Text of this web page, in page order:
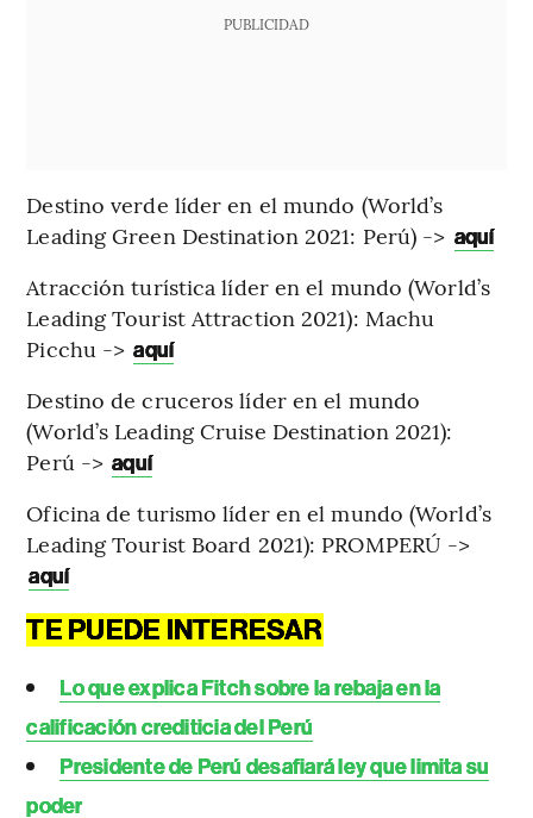
PUBLICIDAD
Destino verde líder en el mundo (World’s
Leading Green Destination 2021: Perú) -> aquí
Atracción turística líder en el mundo (World’s
Leading Tourist Attraction 2021): Machu
Picchu -> aquí
Destino de cruceros líder en el mundo
(World’s Leading Cruise Destination 2021):
Perú -> aquí
Oficina de turismo líder en el mundo (World’s
Leading Tourist Board 2021): PROMPERÚ ->
aquí
TE PUEDE INTERESAR
Lo que explica Fitch sobre la rebaja en la
calificación crediticia del Perú
Presidente de Perú desafiará ley que limita su
poder